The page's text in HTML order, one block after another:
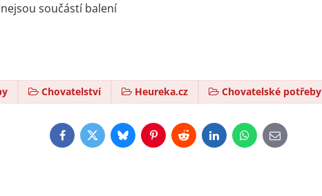
součástí balení
Chovatelství Heureka.cz Chovatelské potřeby
FacebookTwitterBlueskyPinterestRedditLinkedInWhatsApp
E-
mail